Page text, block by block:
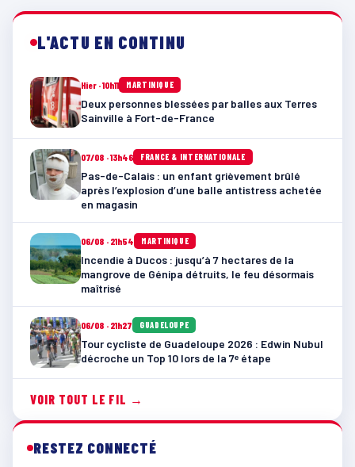
L'ACTU EN CONTINU
Hier · 10h11 MARTINIQUE
Deux personnes blessées par balles aux Terres
Sainville à Fort-de-France
07/08 · 13h46 FRANCE & INTERNATIONALE
Pas-de-Calais : un enfant grièvement brûlé
après l’explosion d’une balle antistress achetée
en magasin
06/08 · 21h54 MARTINIQUE
Incendie à Ducos : jusqu’à 7 hectares de la
mangrove de Génipa détruits, le feu désormais
maîtrisé
06/08 · 21h27 GUADELOUPE
Tour cycliste de Guadeloupe 2026 : Edwin Nubul
décroche un Top 10 lors de la 7ᵉ étape
VOIR TOUT LE FIL →
RESTEZ CONNECTÉ